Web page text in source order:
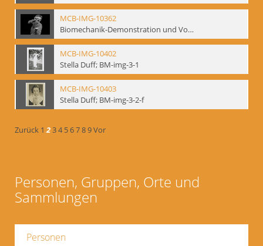
MCB-IMG-10362
Biomechanik-Demonstration und Vortrag, Berliner Ensemble, 04.10.1991
MCB-IMG-10402
Stella Duff; BM-img-3-1
MCB-IMG-10403
Stella Duff; BM-img-3-2-f
Zurück 1 234 56789Vor
Personen, Gruppen, Orte und
Sammlungen
Personen